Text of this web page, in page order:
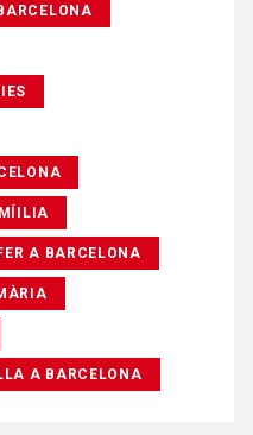
A BARCELONA
A BARCELONA